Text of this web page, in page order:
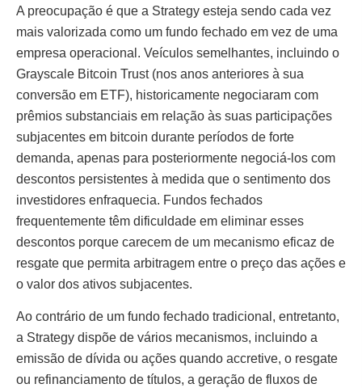
A preocupação é que a Strategy esteja sendo cada vez
mais valorizada como um fundo fechado em vez de uma
empresa operacional. Veículos semelhantes, incluindo o
Grayscale Bitcoin Trust (nos anos anteriores à sua
conversão em ETF), historicamente negociaram com
prêmios substanciais em relação às suas participações
subjacentes em bitcoin durante períodos de forte
demanda, apenas para posteriormente negociá-los com
descontos persistentes à medida que o sentimento dos
investidores enfraquecia. Fundos fechados
frequentemente têm dificuldade em eliminar esses
descontos porque carecem de um mecanismo eficaz de
resgate que permita arbitragem entre o preço das ações e
o valor dos ativos subjacentes.
Ao contrário de um fundo fechado tradicional, entretanto,
a Strategy dispõe de vários mecanismos, incluindo a
emissão de dívida ou ações quando accretive, o resgate
ou refinanciamento de títulos, a geração de fluxos de